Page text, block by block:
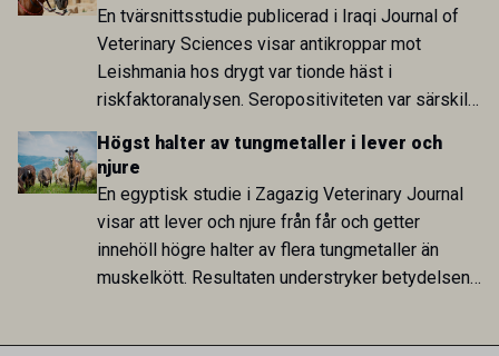
En tvärsnittsstudie publicerad i Iraqi Journal of
Veterinary Sciences visar antikroppar mot
Leishmania hos drygt var tionde häst i
riskfaktoranalysen. Seropositiviteten var särskilt
hög i Zarqa och statistiskt kopplad till bland
annat stallhållning. Resultaten visar att hästarna
har exponerats för parasiten – men inte att de
fungerar som reservoarer eller bidrar till
smittspridning.
Högst halter av tungmetaller i lever och
njure
En egyptisk studie i Zagazig Veterinary Journal
visar att lever och njure från får och getter
innehöll högre halter av flera tungmetaller än
muskelkött. Resultaten understryker betydelsen